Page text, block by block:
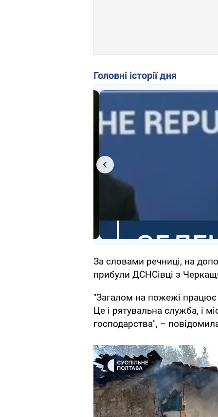
Головні історії дня
За словами речниці, на
прибули ДСНСівці з
"Загалом на пожежі
Це і рятувальна служба, і
господарства", –